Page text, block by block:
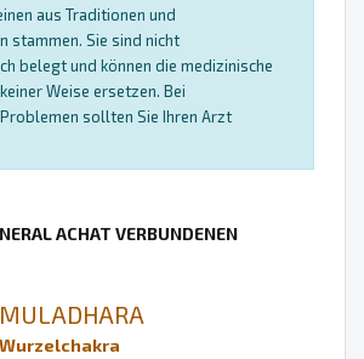
aus Traditionen und
stammen. Sie sind nicht
belegt und können die medizinische
Weise ersetzen. Bei
sollten Sie Ihren Arzt
ACHAT VERBUNDENEN
MULADHARA
Wurzelchakra